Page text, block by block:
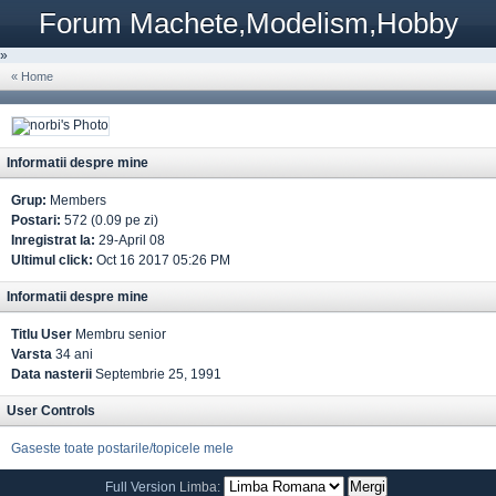
Forum Machete,Modelism,Hobby
»
« Home
Informatii despre mine
Grup: Members
Postari: 572 (0.09 pe zi)
Inregistrat la: 29-April 08
Ultimul click: Oct 16 2017 05:26 PM
Informatii despre mine
Titlu User Membru senior
Varsta 34 ani
Data nasterii Septembrie 25, 1991
User Controls
Gaseste toate postarile/topicele mele
Full Version Limba: